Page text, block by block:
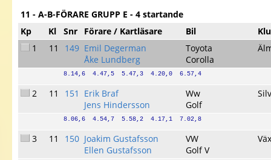
11 - A-B-FÖRARE GRUPP E - 4 startande
Kp
Kl Snr Förare / Kartläsare Bil
1
11 149 Emil Degerman
Åke Lundberg
Toyota
Corolla
8.14,6  4.47,5  5.47,3  4.20,0  6.57,4
2 11 151
Erik Braf
Jens Hindersson
Ww
Golf
8.06,6  4.54,7  5.58,2  4.17,1  7.02,8
3 11 150 Joakim Gustafsson
Ellen Gustafsson
VW
Golf V